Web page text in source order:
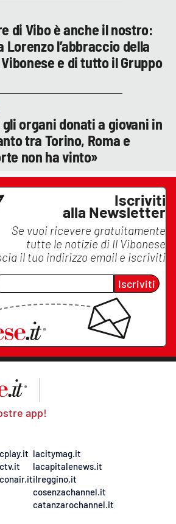
di Vibo è anche il nostro:
Lorenzo l’abbraccio della
e di tutto il Gruppo
organi donati a giovani in
tra Torino, Roma e
non ha vinto»
Iscriviti
alla Newsletter
Se vuoi ricevere gratuitamente
tutte le notizie di Il Vibonese
il tuo indirizzo email e iscriviti
Iscriviti
app!
lacitymag.it
lacapitalenews.it
ilreggino.it
cosenzachannel.it
catanzarochannel.it